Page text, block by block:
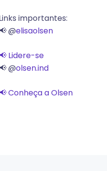
importantes:
@elisaolsen
Lidere-se
@olsen.ind
Conheça a Olsen